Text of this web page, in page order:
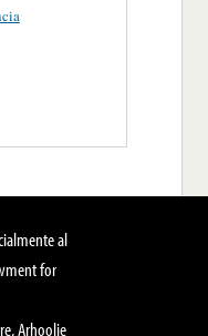
al
for
Arhoolie